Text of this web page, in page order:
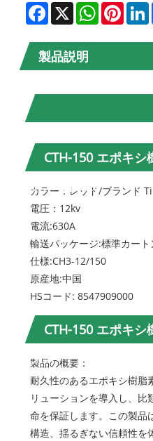
Facebook
X WhatsApp
製品説明
CTH-150 エポキシ
クス（仕様）
カラー：レッド/ブランド
電圧：12kv
電流:630A
輸送パッケージ:標準カート
仕様:CH3-12/150
原産地:中国
HSコード: 8547909000
CTH-150 エポキシ
クス
製品の概要：
耐久性のあるエポキシ樹脂
リューションを導入し、
命を保証します。この製品
構造、揺るぎない信頼性を